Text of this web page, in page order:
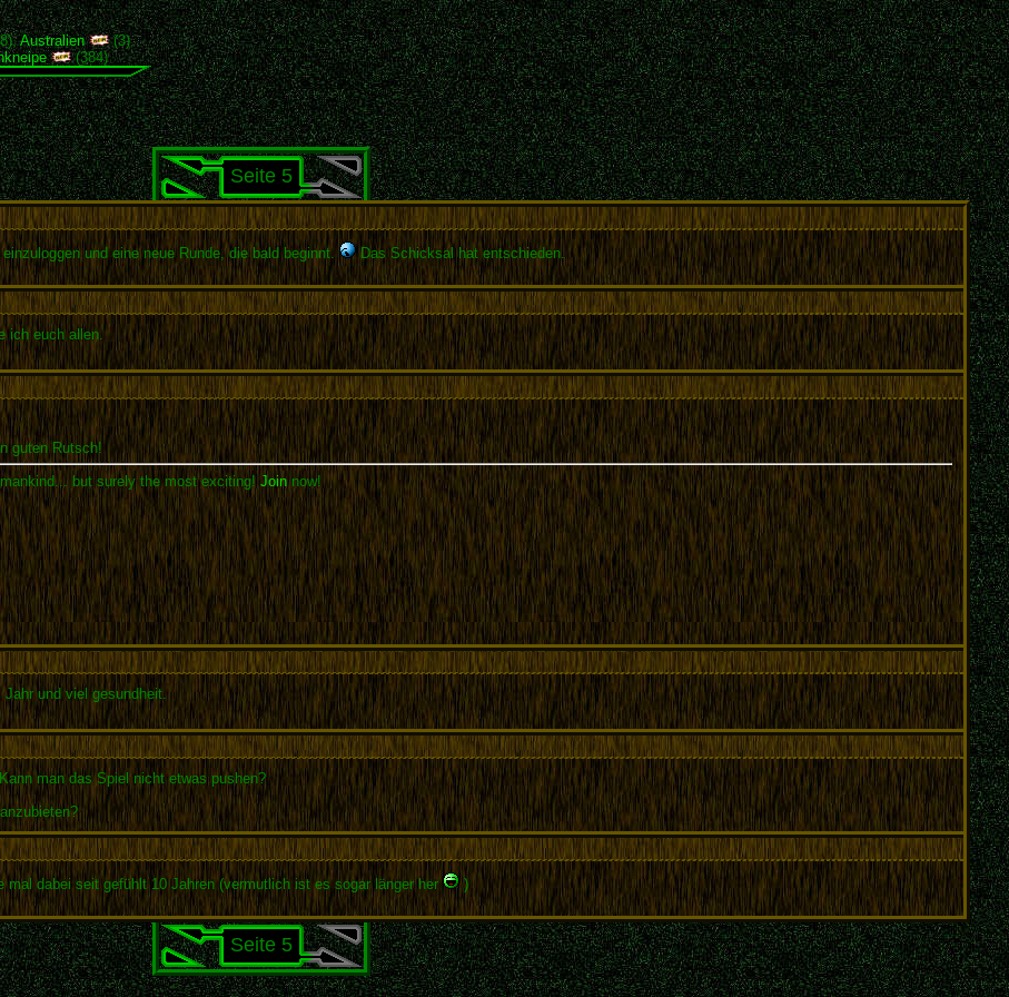
Australien
(3)
(384)
Seite 5
und eine neue Runde, die bald beginnt. Das Schicksal hat entschieden.
ich euch allen.
guten Rutsch!
but surely the most exciting! Joinnow!
und viel gesundheit.
man das Spiel nicht etwas pushen?
mal dabei seit gefühlt 10 Jahren (vermutlich ist es sogar länger her )
Seite 5